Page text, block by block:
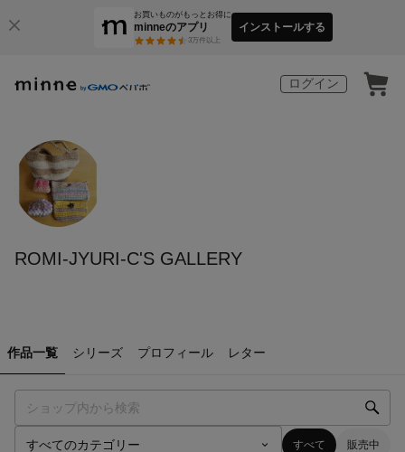
お買いものがもっとお得に
minneのアプリ
3万件以上
インストールする
ログイン
ROMI-JYURI-C'S GALLERY
作品一覧 シリーズ プロフィール レター
すべて 販売中